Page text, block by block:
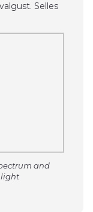
Selles
and
light